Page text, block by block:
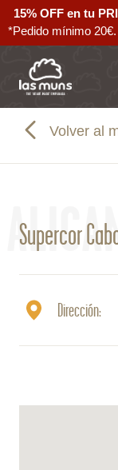
15% OFF en tu
*Pedido mínimo
Volver al
Supercor
Dirección: